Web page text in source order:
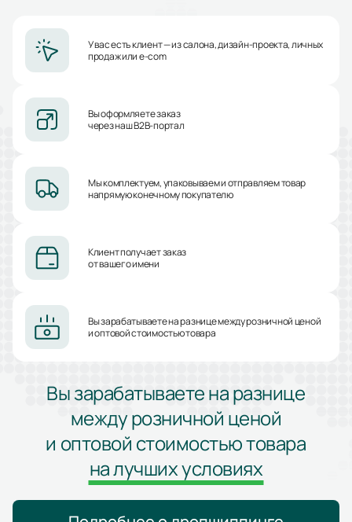
У вас есть клиент — из салона, дизайн-проекта, личных
продаж или e-com
Вы оформляете заказ
через наш B2B-портал
Мы комплектуем, упаковываем и отправляем товар
напрямую конечному покупателю
Клиент получает заказ
от вашего имени
Вы зарабатываете на разнице между розничной ценой
и оптовой стоимостью товара
Вы зарабатываете на разнице
между розничной ценой
и оптовой стоимостью товара
на лучших условиях